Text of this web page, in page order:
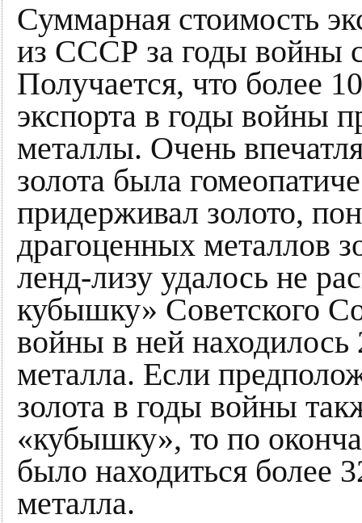
Суммарная стоимость
из СССР за годы войны
Получается, что более
экспорта в годы войны
металлы. Очень
золота была
придерживал золото,
драгоценных металлов
ленд-лизу удалось не
кубышку» Советского
войны в ней находилось
металла. Если
золота в годы войны
«кубышку», то по
было находиться более
металла.